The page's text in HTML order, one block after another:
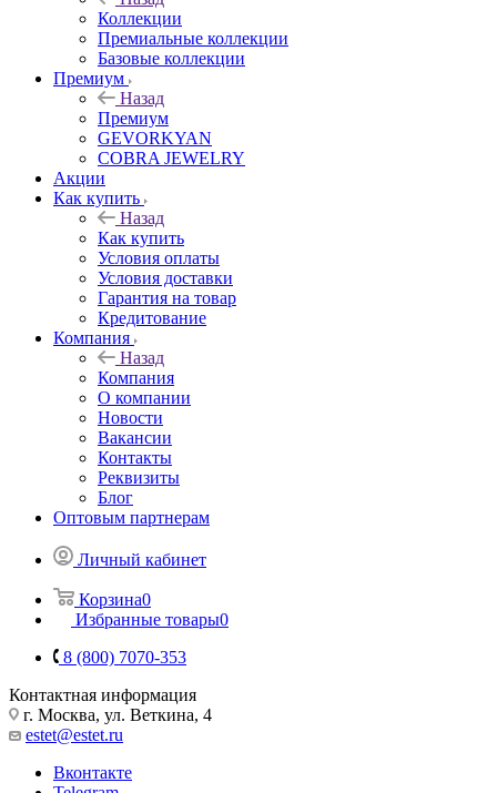
Коллекции
Премиальные коллекции
Базовые коллекции
Премиум
Назад
Премиум
GEVORKYAN
COBRA JEWELRY
Акции
Как купить
Назад
Как купить
Условия оплаты
Условия доставки
Гарантия на товар
Кредитование
Компания
Назад
Компания
О компании
Новости
Вакансии
Контакты
Реквизиты
Блог
Оптовым партнерам
Личный кабинет
Корзина0
Избранные товары0
8 (800) 7070-353
Контактная информация
г. Москва, ул. Веткина, 4
estet@estet.ru
Вконтакте